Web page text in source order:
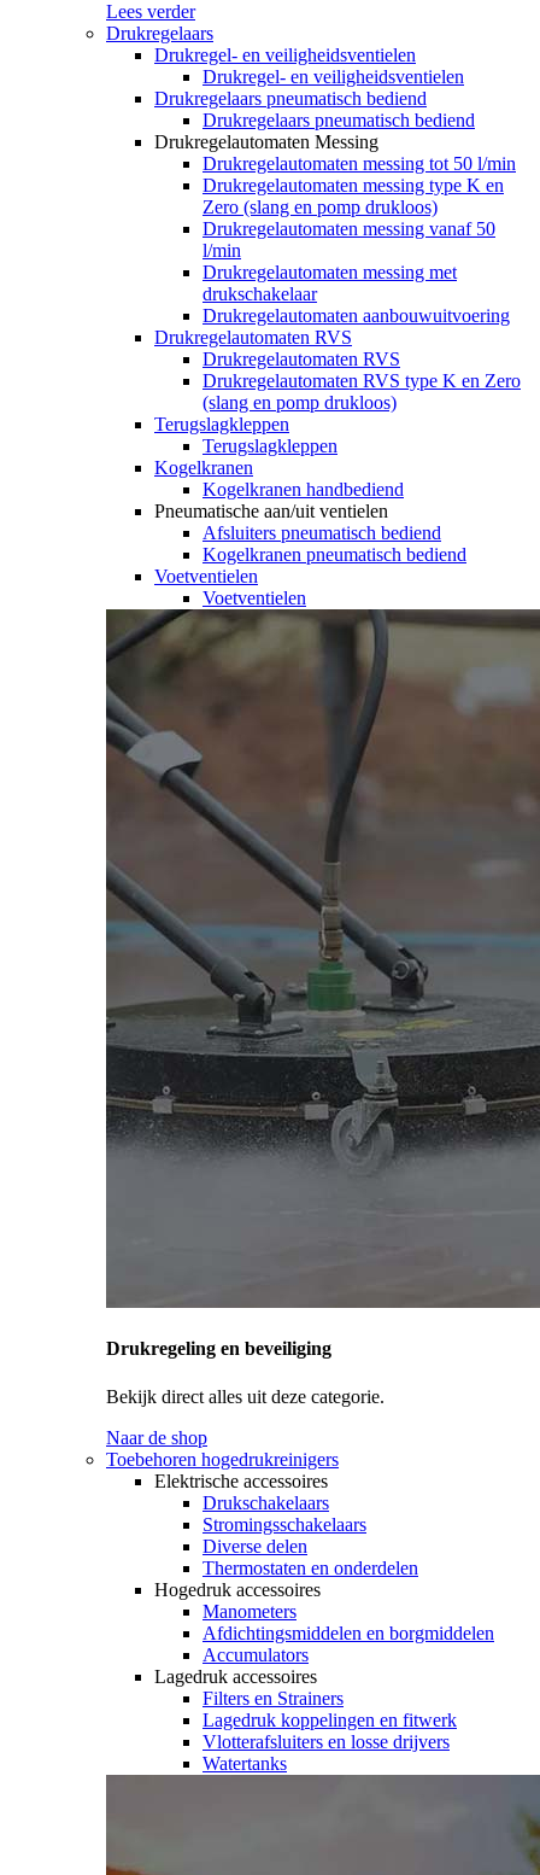
Lees verder
Drukregelaars
Drukregel- en veiligheidsventielen
Drukregel- en veiligheidsventielen
Drukregelaars pneumatisch bediend
Drukregelaars pneumatisch bediend
Drukregelautomaten Messing
Drukregelautomaten messing tot 50 l/min
Drukregelautomaten messing type K en
Zero (slang en pomp drukloos)
Drukregelautomaten messing vanaf 50
l/min
Drukregelautomaten messing met
drukschakelaar
Drukregelautomaten aanbouwuitvoering
Drukregelautomaten RVS
Drukregelautomaten RVS
Drukregelautomaten RVS type K en Zero
(slang en pomp drukloos)
Terugslagkleppen
Terugslagkleppen
Kogelkranen
Kogelkranen handbediend
Pneumatische aan/uit ventielen
Afsluiters pneumatisch bediend
Kogelkranen pneumatisch bediend
Voetventielen
Voetventielen
Drukregeling en beveiliging
Bekijk direct alles uit deze categorie.
Naar de shop
Toebehoren hogedrukreinigers
Elektrische accessoires
Drukschakelaars
Stromingsschakelaars
Diverse delen
Thermostaten en onderdelen
Hogedruk accessoires
Manometers
Afdichtingsmiddelen en borgmiddelen
Accumulators
Lagedruk accessoires
Filters en Strainers
Lagedruk koppelingen en fitwerk
Vlotterafsluiters en losse drijvers
Watertanks